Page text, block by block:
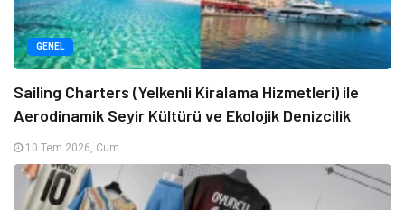
GENEL
Sailing Charters (Yelkenli Kiralama Hizmetleri) ile
Aerodinamik Seyir Kültürü ve Ekolojik Denizcilik
10 Tem 2026, Cum